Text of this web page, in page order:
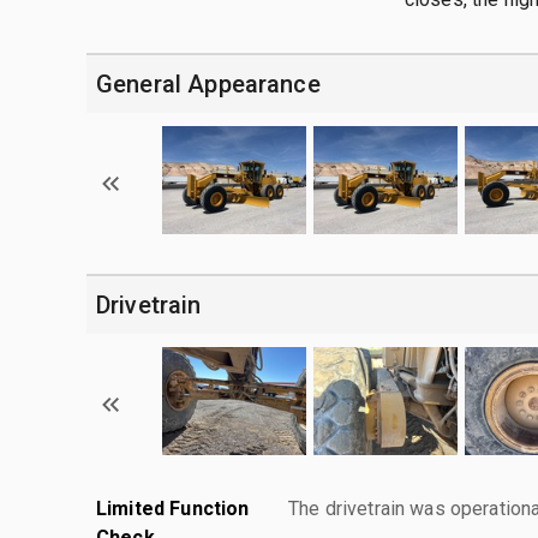
General Appearance
Drivetrain
Limited Function
The drivetrain was